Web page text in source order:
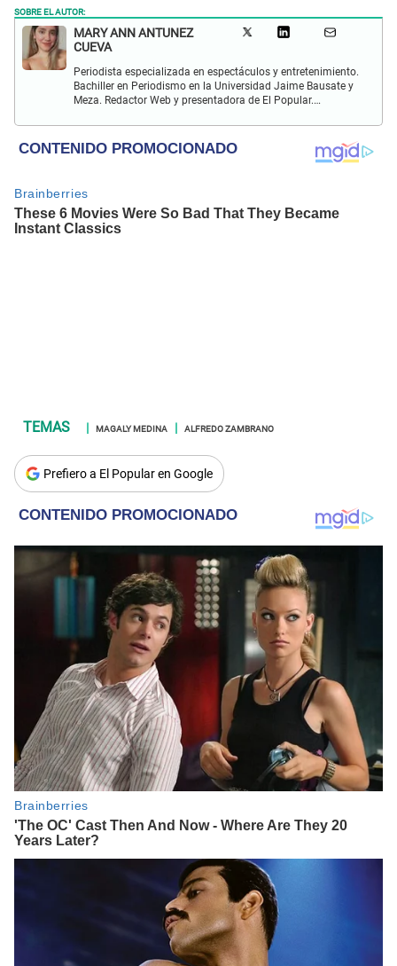
SOBRE EL AUTOR:
MARY ANN ANTUNEZ
CUEVA
Periodista especializada en espectáculos y entretenimiento.
Bachiller en Periodismo en la Universidad Jaime Bausate y
Meza. Redactor Web y presentadora de El Popular.
y espectáculos internacional.
MAGALY MEDINA ALFREDO ZAMBRANO
Prefiero a El Popular en Google